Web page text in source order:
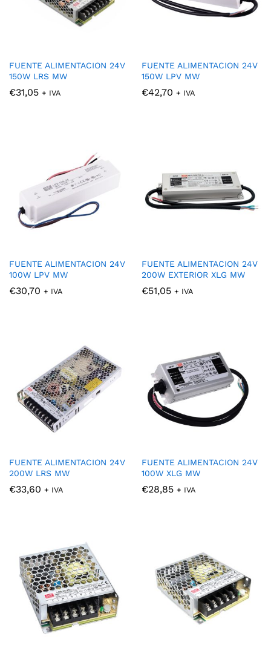
FUENTE ALIMENTACION 24V
150W LRS MW
€31,05 + IVA
FUENTE ALIMENTACION 24V
150W LPV MW
€42,70 + IVA
FUENTE ALIMENTACION 24V
100W LPV MW
€30,70 + IVA
FUENTE ALIMENTACION 24V
200W EXTERIOR XLG MW
€51,05 + IVA
FUENTE ALIMENTACION 24V
200W LRS MW
€33,60 + IVA
FUENTE ALIMENTACION 24V
100W XLG MW
€28,85 + IVA